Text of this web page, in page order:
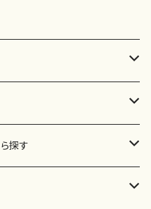
探す